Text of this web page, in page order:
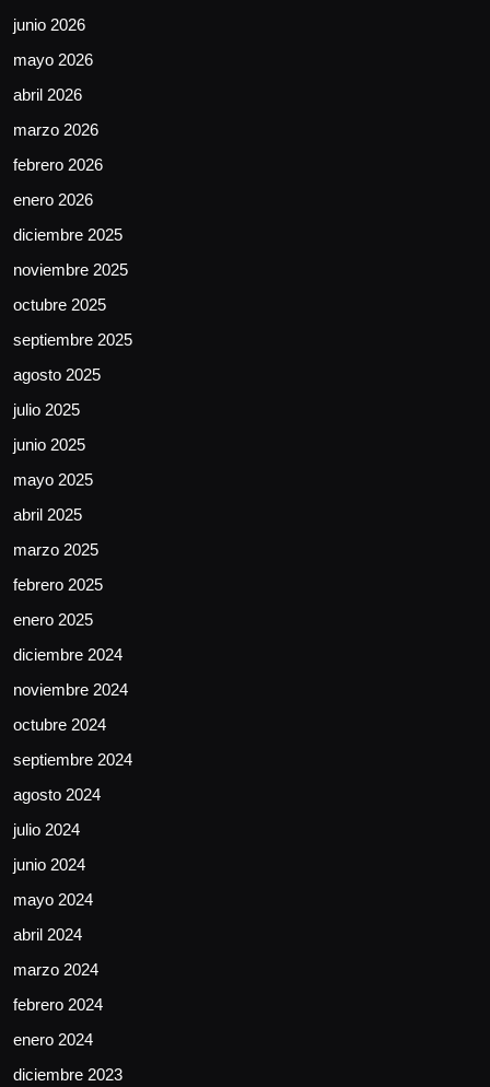
junio 2026
mayo 2026
abril 2026
marzo 2026
febrero 2026
enero 2026
diciembre 2025
noviembre 2025
octubre 2025
septiembre 2025
agosto 2025
julio 2025
junio 2025
mayo 2025
abril 2025
marzo 2025
febrero 2025
enero 2025
diciembre 2024
noviembre 2024
octubre 2024
septiembre 2024
agosto 2024
julio 2024
junio 2024
mayo 2024
abril 2024
marzo 2024
febrero 2024
enero 2024
diciembre 2023